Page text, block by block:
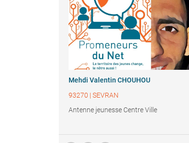
Mehdi Valentin CHOUHOU
93270 | SEVRAN
Antenne jeunesse Centre Ville